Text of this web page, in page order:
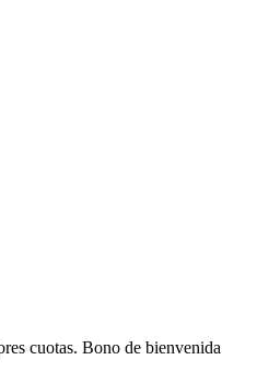
cuotas. Bono de bienvenida